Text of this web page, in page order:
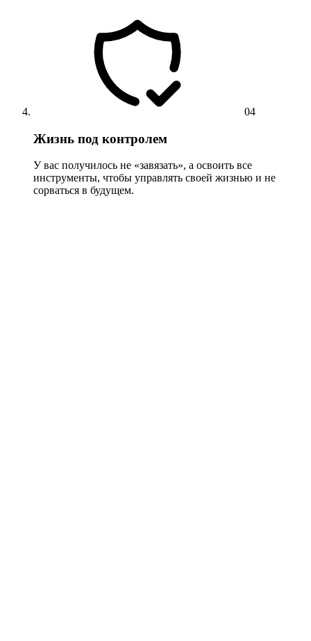
04
Жизнь под контролем
У вас получилось не «завязать», а освоить все
инструменты, чтобы управлять своей жизнью и не
сорваться в будущем.